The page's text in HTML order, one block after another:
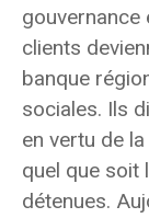
gouvernance
clients
banque
sociales. Ils
en vertu de
quel que soit
détenues.